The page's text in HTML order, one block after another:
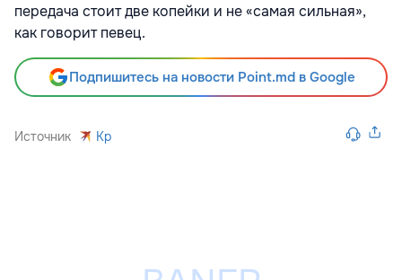
передача стоит две копейки и не «самая сильная»,
как говорит певец.
Подпишитесь на новости Point.md в Google
Источник Kp